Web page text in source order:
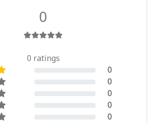
0
0 ratings
0
0
0
0
0